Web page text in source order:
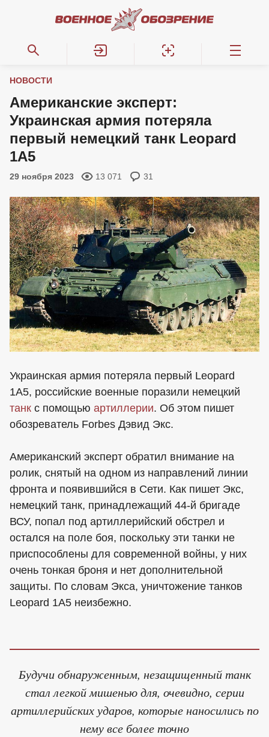
НОВОСТИ
Американские эксперт:
Украинская армия потеряла
первый немецкий танк Leopard
1A5
29 ноября 2023 13 071 31
Украинская армия потеряла первый Leopard
1A5, российские военные поразили немецкий
танк с помощью артиллерии. Об этом пишет
обозреватель Forbes Дэвид Экс.
Американский эксперт обратил внимание на
ролик, снятый на одном из направлений линии
фронта и появившийся в Сети. Как пишет Экс,
немецкий танк, принадлежащий 44-й бригаде
ВСУ, попал под артиллерийский обстрел и
остался на поле боя, поскольку эти танки не
приспособлены для современной войны, у них
очень тонкая броня и нет дополнительной
защиты. По словам Экса, уничтожение танков
Leopard 1A5 неизбежно.
Будучи обнаруженным, незащищенный танк
стал легкой мишенью для, очевидно, серии
артиллерийских ударов, которые наносились по
нему все более точно